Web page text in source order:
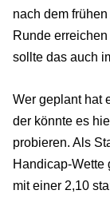
nach dem
Runde
sollte das auch
Wer geplant hat
der könnte es
probieren. Als
Handicap-Wette
mit einer 2,10